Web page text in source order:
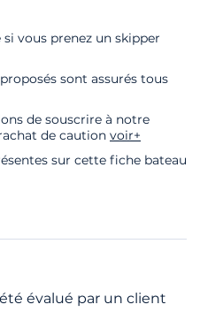
vous prenez un skipper
sont assurés tous
de souscrire à notre
de caution voir+
sur cette fiche bateau
évalué par un client